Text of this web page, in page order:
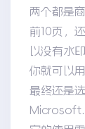
两个都是
前10页，
以没有水
你就可以
最终还是